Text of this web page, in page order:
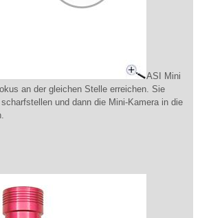
ASI Mini
an der gleichen Stelle erreichen. Sie
und dann die Mini-Kamera in die